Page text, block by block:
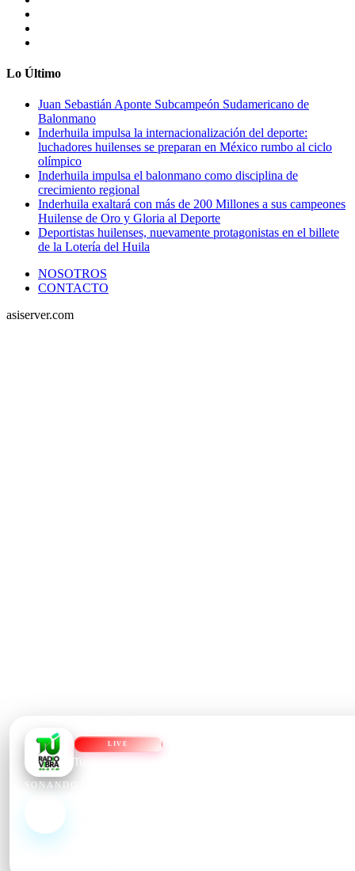
Lo Último
Juan Sebastián Aponte Subcampeón Sudamericano de
Balonmano
Inderhuila impulsa la internacionalización del deporte:
luchadores huilenses se preparan en México rumbo al ciclo
olímpico
Inderhuila impulsa el balonmano como disciplina de
crecimiento regional
Inderhuila exaltará con más de 200 Millones a sus campeones
Huilense de Oro y Gloria al Deporte
Deportistas huilenses, nuevamente protagonistas en el billete
de la Lotería del Huila
NOSOTROS
CONTACTO
asiserver.com
LIVE
Tu Radio Vibra
SONANDO